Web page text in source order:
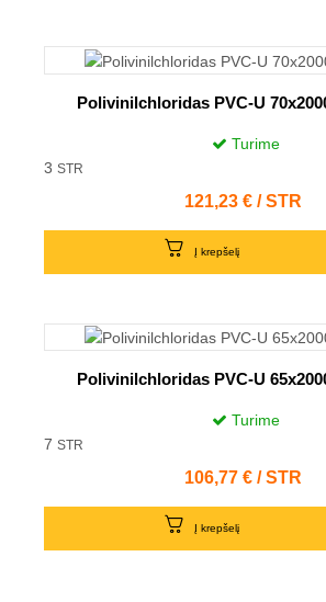
Polivinilchloridas PVC-U
Turime
3 STR
Kaina
121,23 € / STR
Į krepšelį
Polivinilchloridas PVC-U
Turime
7 STR
Kaina
106,77 € / STR
Į krepšelį